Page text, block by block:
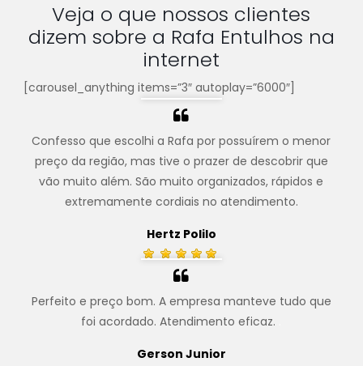
Veja o que nossos clientes
dizem sobre a Rafa Entulhos na
internet
[carousel_anything items=”3″ autoplay=”6000″]
Confesso que escolhi a Rafa por possuírem o menor
preço da região, mas tive o prazer de descobrir que
vão muito além. São muito organizados, rápidos e
extremamente cordiais no atendimento.
Hertz Polilo
Perfeito e preço bom. A empresa manteve tudo que
foi acordado. Atendimento eficaz.
Gerson Junior